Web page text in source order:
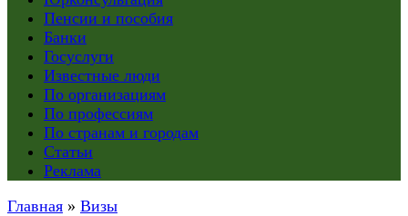
Пенсии и пособия
Банки
Госуслуги
Известные люди
По организациям
По профессиям
По странам и городам
Статьи
Реклама
Главная » Визы